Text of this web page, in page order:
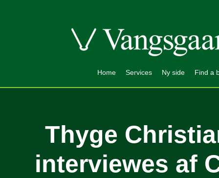
Home Services Ny side Find a
Thyge
interviewes af